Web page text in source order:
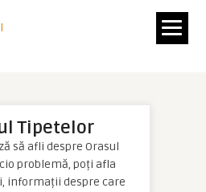
Tipetelor
să afli despre Orasul
problemă, poți afla
informații despre care